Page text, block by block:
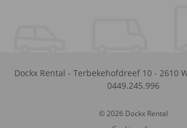
Dockx Rental - Terbekehofdreef 10 - 2610
0449.245.996
© 2026 Dockx Rental